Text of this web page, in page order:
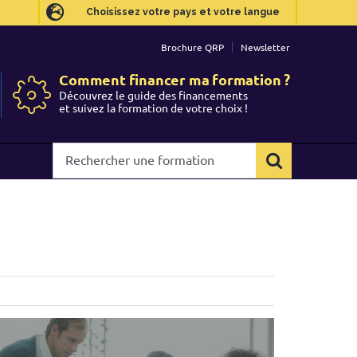
Choisissez votre pays et votre langue
Brochure QRP Newsletter
Comment financer ma formation ?
Découvrez le guide des financements
et suivez la formation de votre choix !
une
Choisissez votre pays et votre langue
Brochure QRP Newsletter
Comment financer ma formation ?
Découvrez le guide des financements
et suivez la formation de votre choix !
une